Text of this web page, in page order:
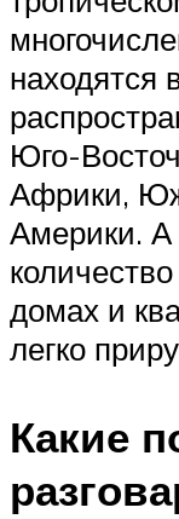
находятся
Юго-
Африки,
Америки.
домах и
легко
Какие